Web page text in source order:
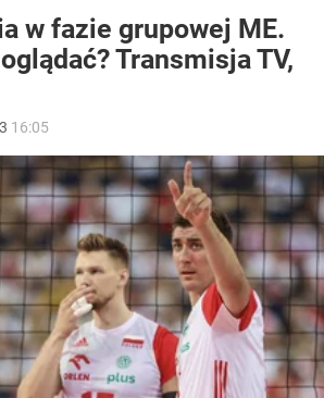
w fazie grupowej ME.
Transmisja TV,
16:05